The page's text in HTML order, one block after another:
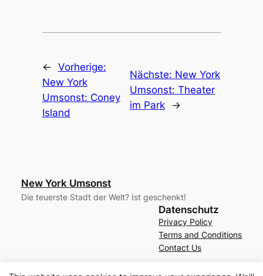
← Vorherige:
New York
Umsonst: Coney
Island
Nächste: New York
Umsonst: Theater
im Park
→
New York Umsonst
Die teuerste Stadt der Welt? Ist geschenkt!
Datenschutz
Privacy Policy
Terms and Conditions
Contact Us